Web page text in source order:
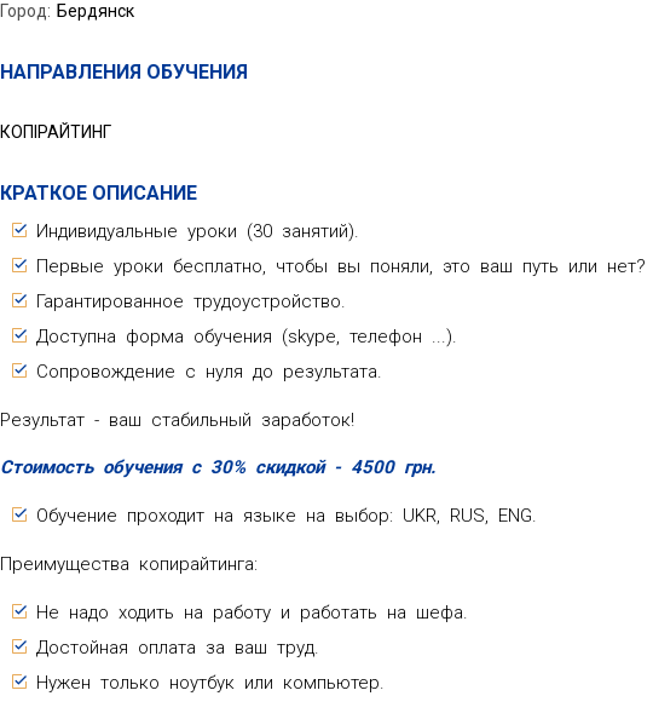
Город: Бердянск
НАПРАВЛЕНИЯ ОБУЧЕНИЯ
КОПІРАЙТИНГ
КРАТКОЕ ОПИСАНИЕ
Индивидуальные уроки (30 занятий).
Первые уроки бесплатно, чтобы вы поняли, это ваш путь или нет?
Гарантированное трудоустройство.
Доступна форма обучения (skype, телефон ...).
Сопровождение с нуля до результата.
Результат - ваш стабильный заработок!
Стоимость обучения с 30% скидкой - 4500 грн.
Обучение проходит на языке на выбор: UKR, RUS, ENG.
Преимущества копирайтинга:
Не надо ходить на работу и работать на шефа.
Достойная оплата за ваш труд.
Нужен только ноутбук или компьютер.